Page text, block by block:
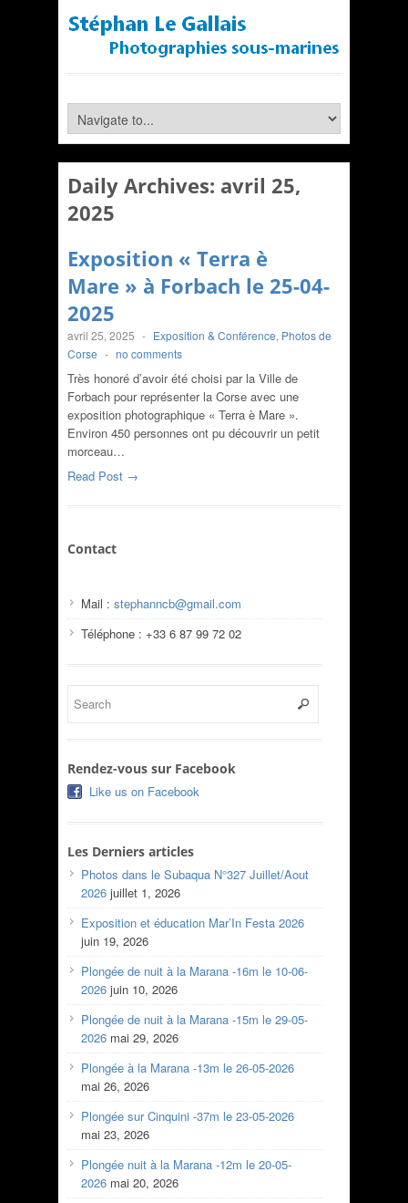
Daily Archives: avril 25,
2025
Exposition « Terra è
Mare » à Forbach le 25-04-
2025
avril 25, 2025 - Exposition & Conférence, Photos de
Corse - no comments
Très honoré d’avoir été choisi par la Ville de
Forbach pour représenter la Corse avec une
exposition photographique « Terra è Mare ».
Environ 450 personnes ont pu découvrir un petit
morceau…
Read Post →
Contact
Mail : stephanncb@gmail.com
Téléphone : +33 6 87 99 72 02
Rendez-vous sur Facebook
Like us on Facebook
Les Derniers articles
Photos dans le Subaqua N°327 Juillet/Aout
2026 juillet 1, 2026
Exposition et éducation Mar’In Festa 2026
juin 19, 2026
Plongée de nuit à la Marana -16m le 10-06-
2026 juin 10, 2026
Plongée de nuit à la Marana -15m le 29-05-
2026 mai 29, 2026
Plongée à la Marana -13m le 26-05-2026
mai 26, 2026
Plongée sur Cinquini -37m le 23-05-2026
mai 23, 2026
Plongée nuit à la Marana -12m le 20-05-
2026 mai 20, 2026